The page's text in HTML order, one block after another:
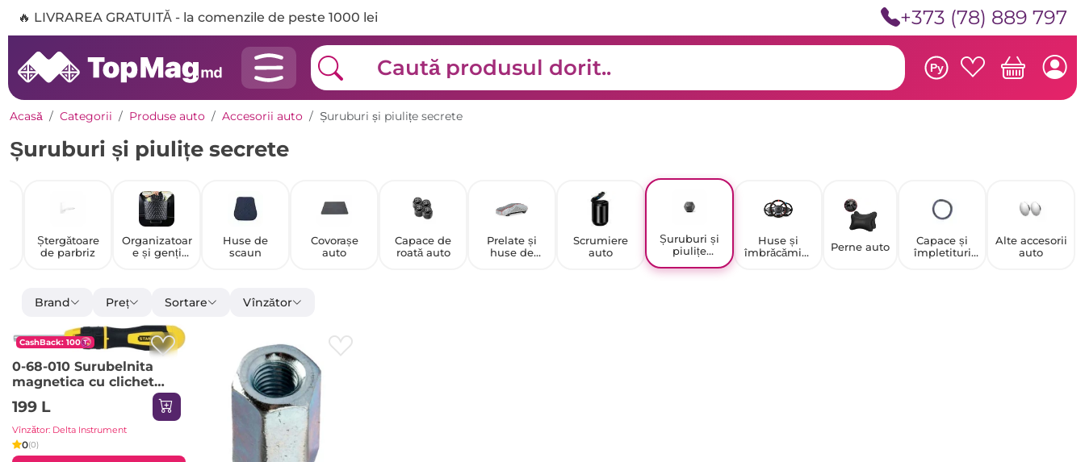
🔥 LIVRAREA GRATUITĂ - la comenzile de peste 1000 lei +373 (78) 889 797
Ру
Acasă Categorii Produse auto Accesorii auto Șuruburi și piulițe secrete
Șuruburi și piulițe secrete
Ștergătoare
de parbriz
Organizatoar
e și genți
Huse de
scaun
Covorașe
auto
Capace de
roată auto
Prelate și
huse de
Scrumiere
auto
Șuruburi și
piulițe
Huse și
îmbrăcămint
Perne auto
Capace și
împletituri
Alte accesorii
auto
Brand Preț Sortare Vînzător
CashBack: 100
0-68-010 Surubelnita
magnetica cu clichet
Multibit 0-68-010
199 L
Vînzător: Delta Instrument
0(0)